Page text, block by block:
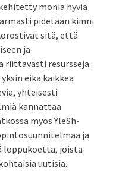
monia hyviä
pidetään kiinni
sitä, että
ja
riittävästi resursseja.
eikä kaikkea
yhteisesti
kannattaa
myös YleSh-
ja
loppukoetta, joista
uutisia.